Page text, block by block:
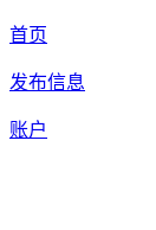
首页
发布信息
账户